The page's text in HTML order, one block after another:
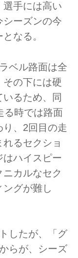
手には高い
シーズンの今
なる。
ベル路面は全
の下には硬
るため、同
る時では路面
、2回目の走
るセクショ
はハイスピー
ニカルなセク
グが難し
したが、「グ
らが、シーズ